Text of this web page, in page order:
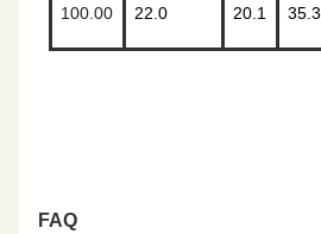
100.00 22.0 20.1 35.3
FAQ